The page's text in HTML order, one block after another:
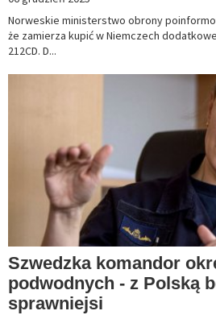
Norweskie ministerstwo obrony
że zamierza kupić w Niemczech
212CD. D...
Szwedzka komandor
podwodnych - z Polską
sprawniejsi